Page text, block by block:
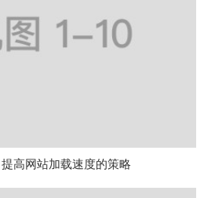
高网站加载速度的策略